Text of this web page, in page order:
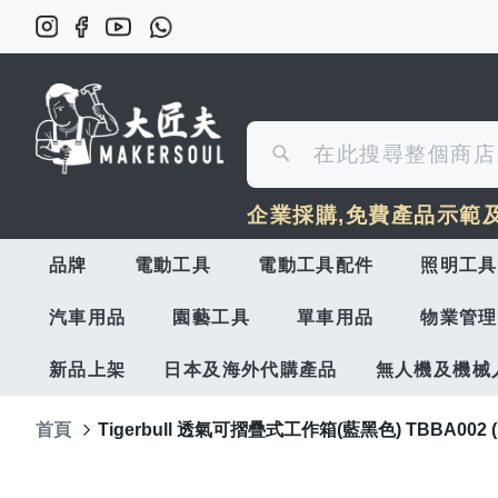
尋
搜
尋
企業採購,免費產品示範
品牌 電動工具 電動工具配件 照明工具
汽車用品 園藝工具 單車用品 物業管
新品上架 日本及海外代購產品 無人機及機械
首頁 Tigerbull 透氣可摺疊式工作箱(藍黑色) TBBA002